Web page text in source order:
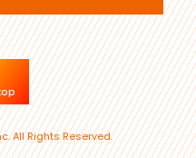
All Rights Reserved.